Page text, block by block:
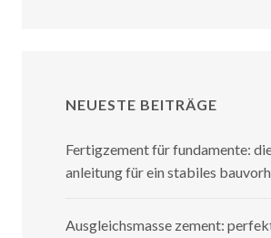
NEUESTE BEITRÄGE
Fertigzement für fundamente:
anleitung für ein stabiles
Ausgleichsmasse zement: